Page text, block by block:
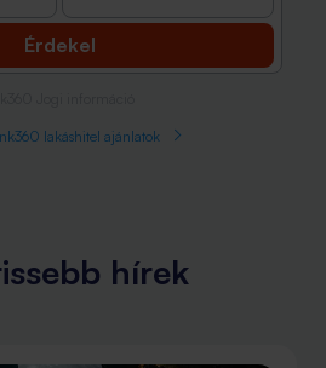
Érdekel
lakáshitel ajánlatok
hírek